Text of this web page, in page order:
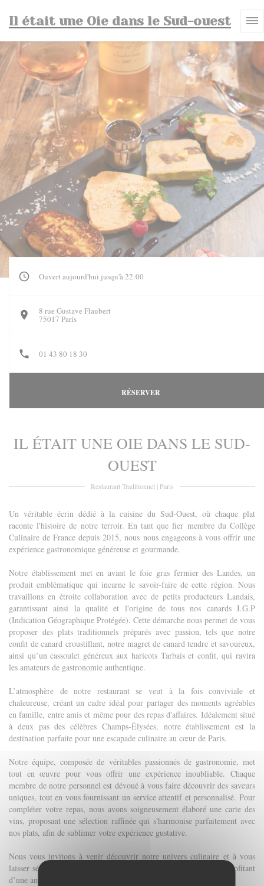
Il était une Oie dans le Sud-ouest
Ouvert aujourd'hui jusqu'à 22:00
8 rue Gustave Flaubert
75017 Paris
01 43 80 18 30
RÉSERVER
IL ÉTAIT UNE OIE DANS LE SUD-
OUEST
Restaurant Traditionnel | Paris
Un véritable écrin dédié à la cuisine du Sud-Ouest, où chaque plat
raconte l'histoire de notre terroir. En tant que fier membre du Collège
Culinaire de France depuis 2015, nous nous engageons à vous offrir une
expérience gastronomique généreuse et gourmande.
Notre établissement met en avant le foie gras fermier des Landes, un
produit emblématique qui incarne le savoir-faire de cette région. Nous
travaillons en étroite collaboration avec de petits producteurs Landais,
garantissant ainsi la qualité et l'origine de tous nos canards I.G.P
(Indication Géographique Protégée). Cette démarche nous permet de vous
proposer des plats traditionnels préparés avec passion, tels que notre
confit de canard croustillant, notre magret de canard tendre et savoureux,
ainsi qu’un cassoulet généreux aux haricots Tarbais et confit, qui ravira
les amateurs de gastronomie authentique.
L’atmosphère de notre restaurant se veut à la fois conviviale et
chaleureuse, créant un cadre idéal pour partager des moments agréables
en famille, entre amis et même pour des repas d'affaires. Idéalement situé
à deux pas des célèbres Champs-Élysées, notre établissement est la
destination parfaite pour une escapade culinaire au cœur de Paris.
Notre équipe, composée de véritables passionnés de gastronomie, met
tout en œuvre pour vous offrir une expérience inoubliable. Chaque
membre de notre personnel est dévoué à vous faire découvrir des saveurs
uniques, tout en vous fournissant un service attentif et personnalisé. Pour
compléter votre repas, nous avons soigneusement élaboré une carte des
vins, proposant une sélection raffinée qui s'harmonise parfaitement avec
nos plats, afin de sublimer votre expérience gustative.
Nous vous invitons à venir découvrir notre univers culinaire et à vous
laisser séduire par la magie de la cuisine du Sud-Ouest, tout en profitant
d’une ambiance chaleureuse et accueillante.